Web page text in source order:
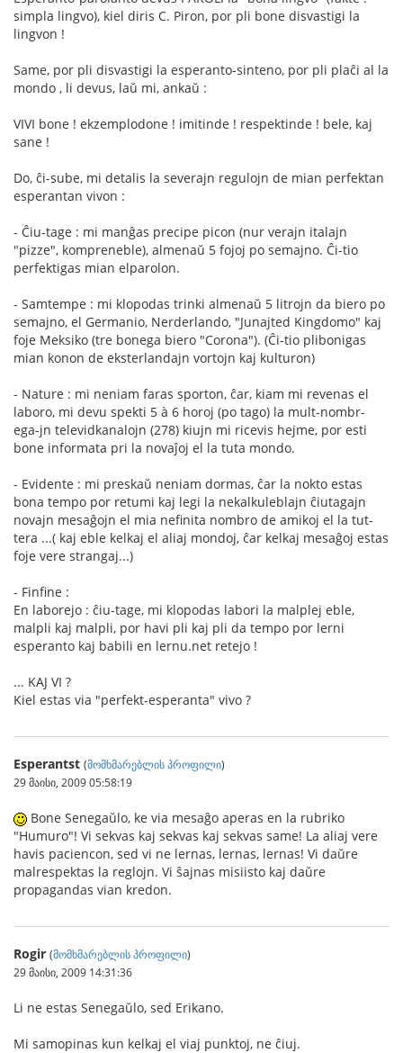
simpla lingvo), kiel diris C. Piron, por pli bone disvastigi la
lingvon !
Same, por pli disvastigi la esperanto-sinteno, por pli plaĉi al la
mondo , li devus, laŭ mi, ankaŭ :
VIVI bone ! ekzemplodone ! imitinde ! respektinde ! bele, kaj
sane !
Do, ĉi-sube, mi detalis la severajn regulojn de mian perfektan
esperantan vivon :
- Ĉiu-tage : mi manĝas precipe picon (nur verajn italajn
"pizze", kompreneble), almenaŭ 5 fojoj po semajno. Ĉi-tio
perfektigas mian elparolon.
- Samtempe : mi klopodas trinki almenaŭ 5 litrojn da biero po
semajno, el Germanio, Nerderlando, "Junajted Kingdomo" kaj
foje Meksiko (tre bonega biero "Corona"). (Ĉi-tio plibonigas
mian konon de eksterlandajn vortojn kaj kulturon)
- Nature : mi neniam faras sporton, ĉar, kiam mi revenas el
laboro, mi devu spekti 5 à 6 horoj (po tago) la mult-nombr-
ega-jn televidkanalojn (278) kiujn mi ricevis hejme, por esti
bone informata pri la novaĵoj el la tuta mondo.
- Evidente : mi preskaŭ neniam dormas, ĉar la nokto estas
bona tempo por retumi kaj legi la nekalkuleblajn ĉiutagajn
novajn mesaĝojn el mia nefinita nombro de amikoj el la tut-
tera ...( kaj eble kelkaj el aliaj mondoj, ĉar kelkaj mesaĝoj estas
foje vere strangaj...)
- Finfine :
En laborejo : ĉiu-tage, mi klopodas labori la malplej eble,
malpli kaj malpli, por havi pli kaj pli da tempo por lerni
esperanto kaj babili en lernu.net retejo !
... KAJ VI ?
Kiel estas via "perfekt-esperanta" vivo ?
Esperantst (მომხმარებლის პროფილი)
29 მაისი, 2009 05:58:19
Bone Senegaŭlo, ke via mesaĝo aperas en la rubriko
"Humuro"! Vi sekvas kaj sekvas kaj sekvas same! La aliaj vere
havis paciencon, sed vi ne lernas, lernas, lernas! Vi daŭre
malrespektas la reglojn. Vi ŝajnas misiisto kaj daŭre
propagandas vian kredon.
Rogir (მომხმარებლის პროფილი)
29 მაისი, 2009 14:31:36
Li ne estas Senegaŭlo, sed Erikano.
Mi samopinas kun kelkaj el viaj punktoj, ne ĉiuj.